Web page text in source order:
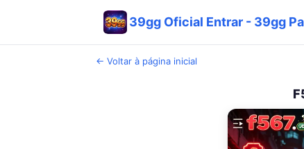
39gg Oficial Entrar - 39gg
← Voltar à página inicial